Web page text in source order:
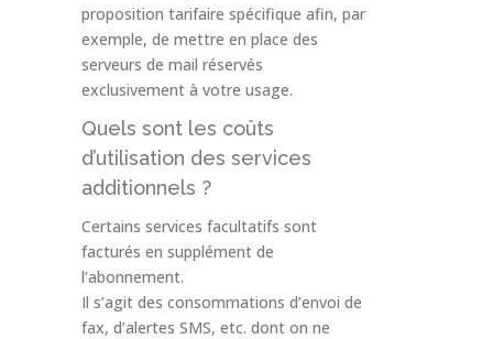
proposition tarifaire spécifique afin, par
exemple, de mettre en place des
serveurs de mail réservés
exclusivement à votre usage.
Quels sont les coûts
d’utilisation des services
additionnels ?
Certains services facultatifs sont
facturés en supplément de
l’abonnement.
Il s’agit des consommations d’envoi de
fax, d’alertes SMS, etc. dont on ne